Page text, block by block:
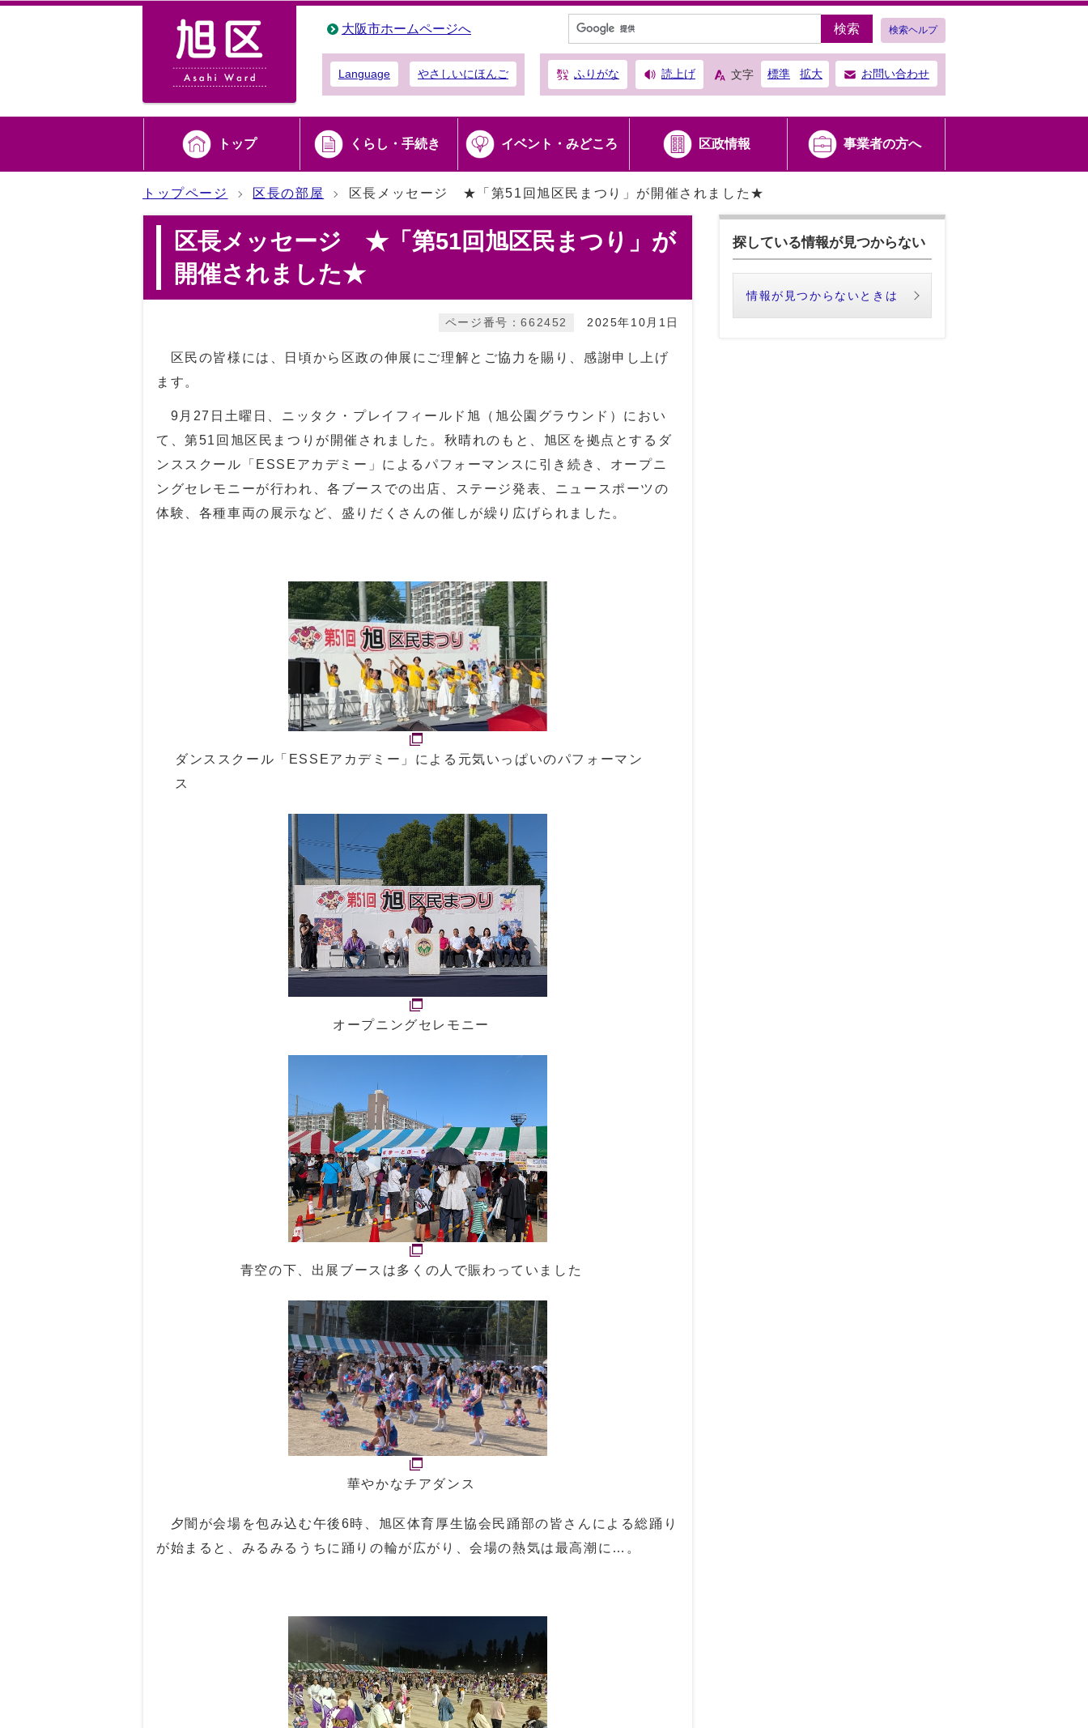
大阪市ホームページへ 検索 検索ヘルプ
Language やさしいにほんご ふりがな 読上げ 文字 標準 拡大 お問い合わせ
トップ くらし・手続き イベント・みどころ 区政情報 事業者の方へ
トップページ 区長の部屋 区長メッセージ ★「第51回旭区民まつり」が開催されました★
区長メッセージ ★「第51回旭区民まつり」が
開催されました★
2025年10月1日
ページ番号：662452
区民の皆様には、日頃から区政の伸展にご理解とご協力を賜り、感謝申し上げ
ます。
9 月 27 日土曜日、ニッタク・プレイフィールド旭（旭公園グラウンド）におい
て、第51 回旭区民まつりが開催されました。秋晴れのもと、旭区を拠点とするダ
ンススクール「 ESSE アカデミー」によるパフォーマンスに引き続き、オープニ
ングセレモニーが行われ、各ブースでの出店、ステージ発表、ニュースポーツの
体験、各種車両の展示など、盛りだくさんの催しが繰り広げられました。
ダンススクール「ESSEアカデミー」による元気いっぱいのパフォーマン
ス
オープニングセレモニー
青空の下、出展ブースは多くの人で賑わっていました
華やかなチアダンス
夕闇が会場を包み込む午後6時、旭区体育厚生協会民踊部の皆さんによる総踊り
が始まると、みるみるうちに踊りの輪が広がり、会場の熱気は最高潮に…。
探している情報が見つからない
情報が見つからないときは